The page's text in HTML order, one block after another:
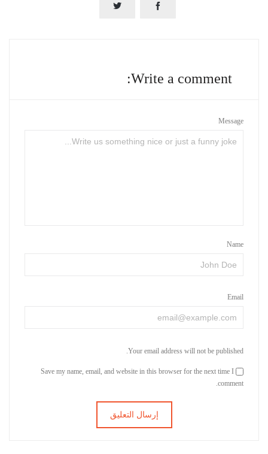


Write a comment:
Message
Name
Email
Your email address will not be published.
Save my name, email, and website in this browser for the next time I
comment.